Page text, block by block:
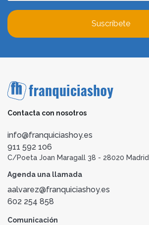
Suscríbete
Contacta con nosotros
info@franquiciashoy.es
911 592 106
C/Poeta Joan Maragall 38 - 28020 Madrid
Agenda una llamada
aalvarez@franquiciashoy.es
602 254 858
Comunicación